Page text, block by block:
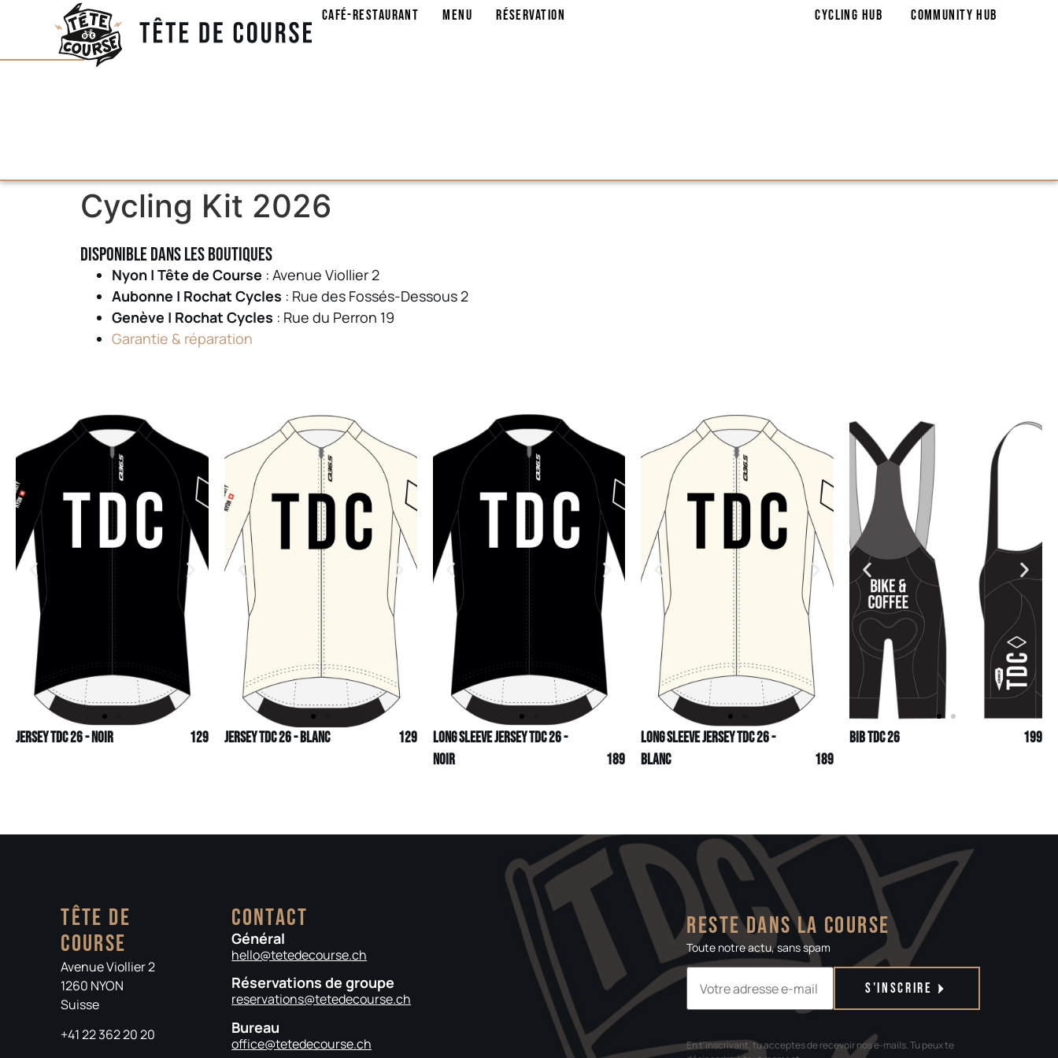
Café-restaurant Menu Réservation Cycling Hub Community Hub
Cycling Kit 2026
Disponible dans les boutiques
Nyon | Tête de Course : Avenue Viollier 2
Aubonne | Rochat Cycles : Rue des Fossés-Dessous 2
Genève | Rochat Cycles : Rue du Perron 19
Garantie & réparation
Jersey TDC 26 - Noir 129 Jersey TDC 26 - Blanc 129
Long sleeve Jersey TDC 26 -
Noir
189
Long Sleeve Jersey TDC 26 -
Blanc
189
Bib TDC 26 199
Tête de
Course​
Avenue Viollier 2
1260 NYON
Suisse
+41 22 362 20 20
Contact
Général
hello@tetedecourse.ch
Réservations de groupe
reservations@tetedecourse.ch
Bureau
office@tetedecourse.ch
Reste dans la course
Toute notre actu, sans spam
S'inscrire
En t'inscrivant, tu acceptes de recevoir nos e-mails. Tu peux te